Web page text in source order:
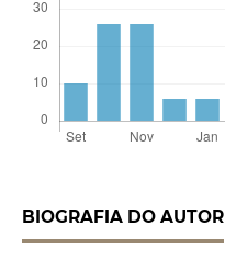
BIOGRAFIA DO AUTOR